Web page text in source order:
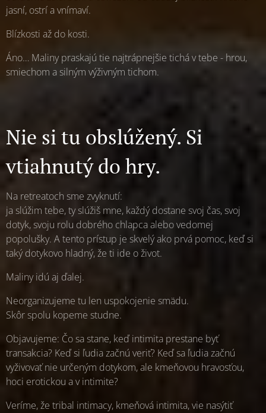
jasní, ostrí a vnímaví.
Blízkosti až do kosti.
Áno… Maliny praskajú tie najtrápnejšie tichá v tebe - hrou,
smiechom a silným výživným tichom.
Nie si tu obslúžený. Si
vtiahnutý do hry.
Na retreatoch sme zvyknutí:
ja slúžim tebe, ty slúžiš mne, každý dostane svoj čas, svoj
dotyk, svoju rolu dobrého chlapca alebo vedomej
popolušky. A tento prístup je skvelý ako prvá pomoc, keď si
taký dotykovo hladný, že ti ide o život.
Maliny idú aj ďalej.
Neorganizujeme tu len uspokojenie smädu.
Skôr spolu kopeme studne.
Objavujeme: Čo sa stane, keď intimita prestane byť
transakcia? Keď si ľudia začnú veriť? Keď sa ľudia začnú
vyživovať nie určeným dotykom, ale kmeňovou hravosťou,
hoci erotickou a v intimite?
Veríme, že tribal intimacy, kmeňová intimita, vie nasýtiť